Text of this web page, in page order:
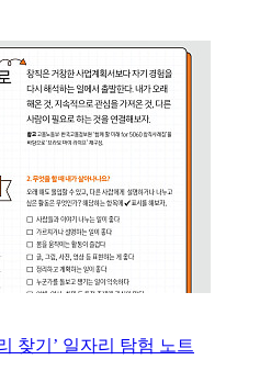
찾기’ 일자리 탐험 노트